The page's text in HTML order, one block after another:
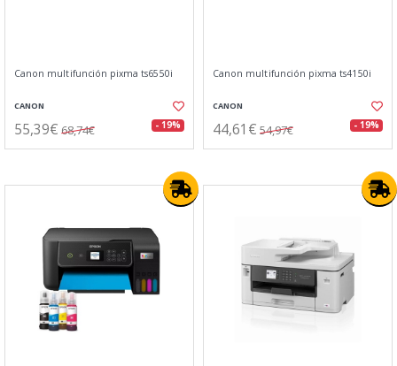
Canon multifunción pixma ts6550i
CANON
55,39€ 68,74€ - 19%
Canon multifunción pixma ts4150i
CANON
44,61€ 54,97€ - 19%